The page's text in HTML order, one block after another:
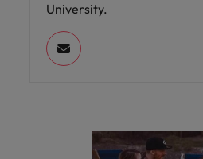
University.